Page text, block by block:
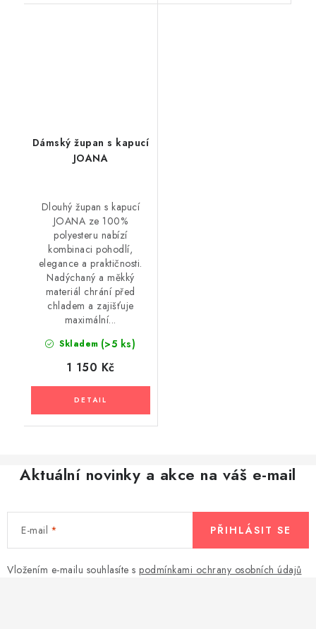
Dámský župan s kapucí
JOANA
Skladem (>5 ks)
1 150 Kč
Dlouhý župan s kapucí
JOANA ze 100%
polyesteru nabízí
kombinaci pohodlí,
elegance a praktičnosti.
Nadýchaný a měkký
materiál chrání před
chladem a zajišťuje
maximální...
Aktuální novinky a akce na váš e-mail
E-mail
Vložením e-mailu souhlasíte s podmínkami ochrany osobních údajů
PŘIHLÁSIT SE